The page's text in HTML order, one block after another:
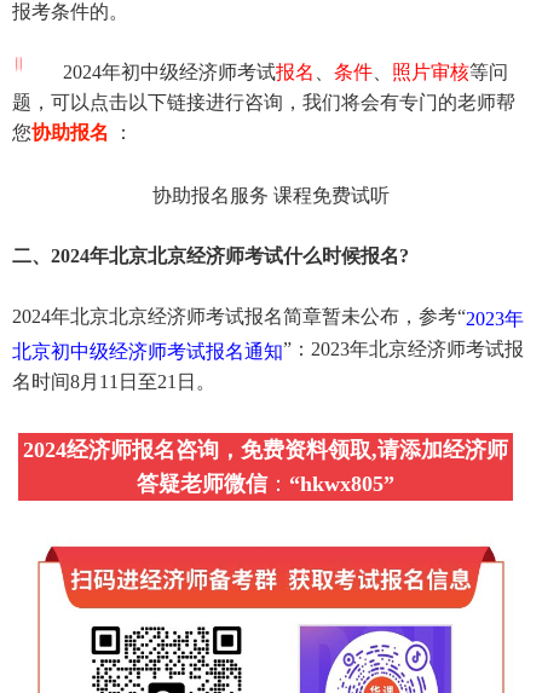
报考条件的。
2024年初中级经济师考试报名 条件 照片审核等问
题，可以点击以下链接进行咨询，我们将会有专门的老师帮
您协助报名 ：
协助报名服务 课程免费试听
二、2024年北京北京经济师考试什么时候报名?
2024年北京北京经济师考试报名简章暂未公布，参考“2023年
北京初中级经济师考试报名通知”：2023年北京经济师考试报
名时间8月11日至21日。
2024经济师报名咨询，免费资料领取,请添加经济师
答疑老师微信： “hkwx805”